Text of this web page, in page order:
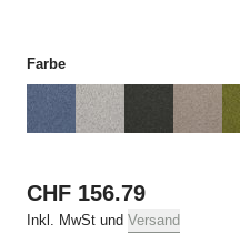
Farbe
CHF 156.79
Inkl. MwSt und Versand
5. Lieferung
Die Lieferung erfolgt an die
garantierten Liefertermine
weder zur
von Schadenersatz. Ein